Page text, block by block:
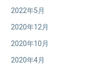
2022年5月
2020年12月
2020年10月
2020年4月